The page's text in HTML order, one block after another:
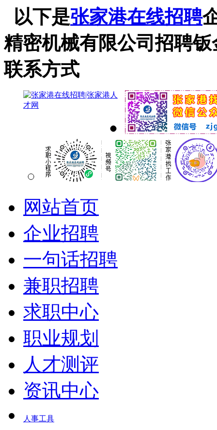
以下是张家港在线招聘
精密机械有限公司招聘
联系方式
网站首页
企业招聘
一句话招聘
兼职招聘
求职中心
职业规划
人才测评
资讯中心
人事工具